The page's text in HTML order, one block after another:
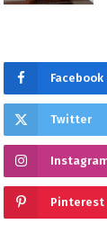
Facebook
Twitter
Pinterest